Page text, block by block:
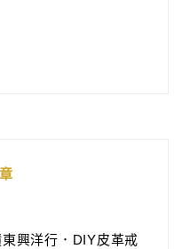
興洋行．DIY皮革戒